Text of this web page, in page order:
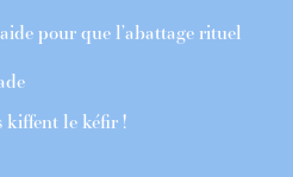
pour que l’abattage rituel
kiffent le kéfir !